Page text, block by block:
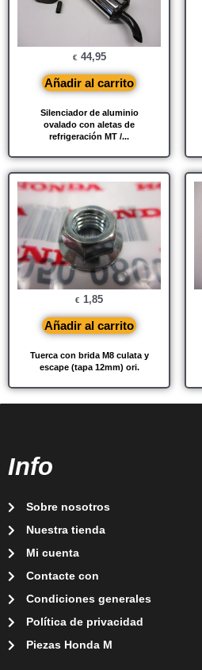
Silenciador de aluminio
ovalado con aletas de
refrigeración MT /...
€ 44,95
Añadir al carrito
Tuerca con brida M8 culata y
escape (tapa 12mm) ori.
€ 1,85
Añadir al carrito
Info
Sobre nosotros
Nuestra tienda
Mi cuenta
Contacte con
Condiciones generales
Política de privacidad
Piezas Honda M